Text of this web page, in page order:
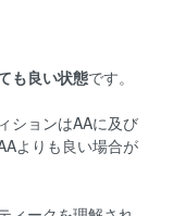
も良い状態です。
ションはAAに及び
よりも良い場合が